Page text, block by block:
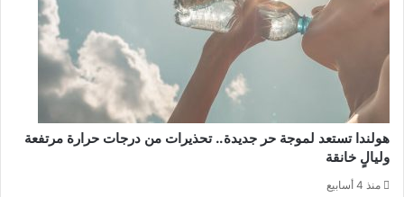
هولندا تستعد لموجة حر جديدة.. تحذيرات من درجات حرارة مرتفعة
وليالٍ خانقة
منذ 4 أسابيع